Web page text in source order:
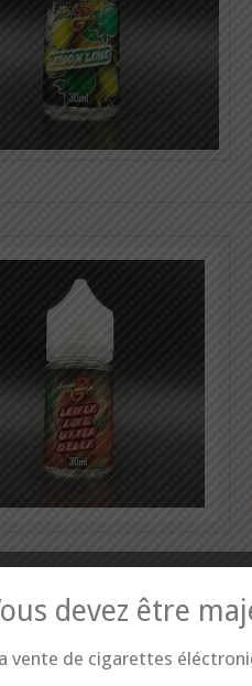
- 2 of 2 itemsdevez être
vente de cigarettes